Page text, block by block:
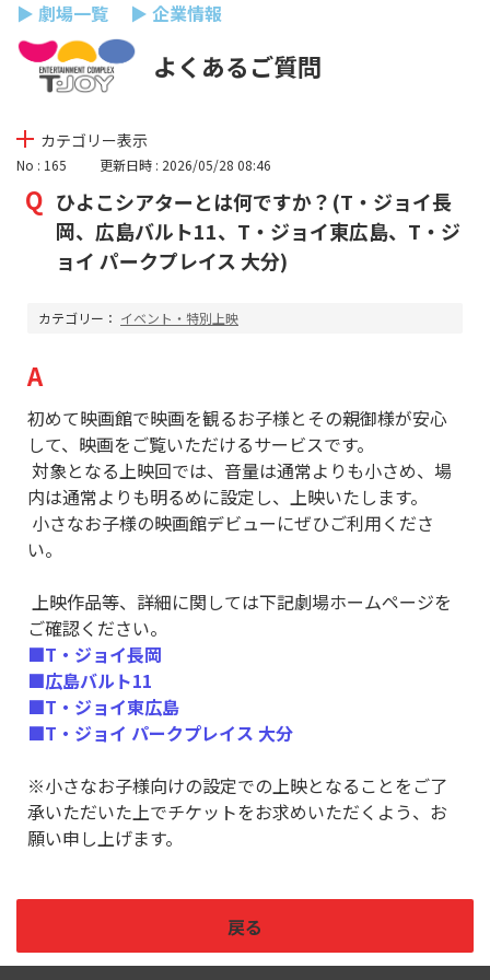
▶ 劇場一覧 ▶ 企業情報
よくあるご質問
カテゴリー表示
No : 165 更新日時 : 2026/05/28 08:46
ひよこシアターとは何ですか？(T・ジョイ長
岡、広島バルト11、T・ジョイ東広島、T・ジ
ョイ パークプレイス 大分)
カテゴリー： イベント・特別上映
初めて映画館で映画を観るお子様とその親御様が安心
して、映画をご覧いただけるサービスです。
対象となる上映回では、音量は通常よりも小さめ、場
内は通常よりも明るめに設定し、上映いたします。
小さなお子様の映画館デビューにぜひご利用くださ
い。
上映作品等、詳細に関しては下記劇場ホームページを
ご確認ください。
■T・ジョイ長岡
■広島バルト11
■T・ジョイ東広島
■T・ジョイ パークプレイス 大分
※小さなお子様向けの設定での上映となることをご了
承いただいた上でチケットをお求めいただくよう、お
願い申し上げます。
戻る